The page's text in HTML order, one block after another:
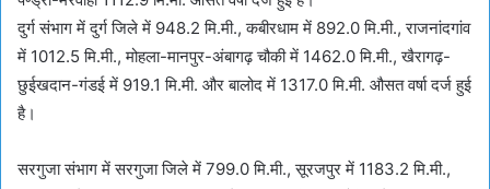
दुर्ग संभाग में दुर्ग जिले में 948.2 मि.मी., कबीरधाम में 892.0 मि.मी., राजनांदगांव
में 1012.5 मि.मी., मोहला-मानपुर-अंबागढ़ चौकी में 1462.0 मि.मी., खैरागढ़-
छुईखदान-गंडई में 919.1 मि.मी. और बालोद में 1317.0 मि.मी. औसत वर्षा दर्ज हुई
है।
सरगुजा संभाग में सरगुजा जिले में 799.0 मि.मी., सूरजपुर में 1183.2 मि.मी.,